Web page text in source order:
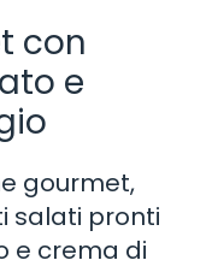
con
e
gourmet,
salati pronti
e crema di